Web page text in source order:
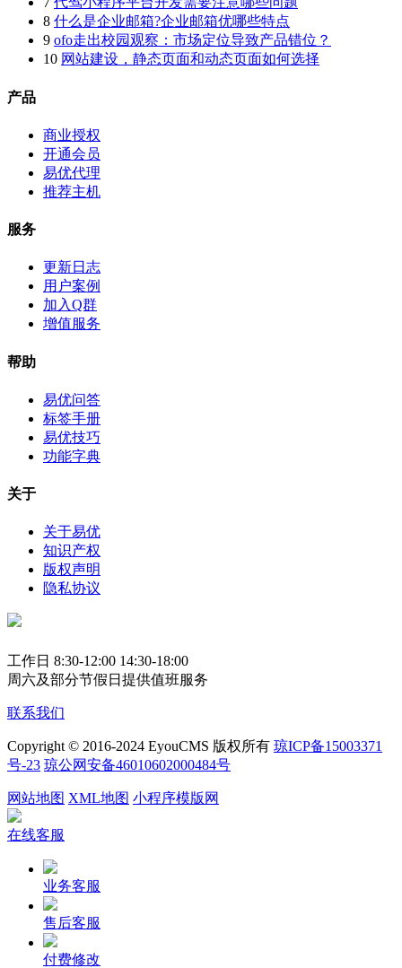
8 什么是企业邮箱?企业邮箱优哪些特点
9 ofo走出校园观察：市场定位导致产品错位？
10 网站建设，静态页面和动态页面如何选择
产品
商业授权
开通会员
易优代理
推荐主机
服务
更新日志
用户案例
加入Q群
增值服务
帮助
易优问答
标签手册
易优技巧
功能字典
关于
关于易优
知识产权
版权声明
隐私协议
工作日 8:30-12:00 14:30-18:00
周六及部分节假日提供值班服务
联系我们
Copyright © 2016-2024 EyouCMS 版权所有 琼ICP备15003371
号-23 琼公网安备46010602000484号
网站地图 XML地图 小程序模版网
在线客服
业务客服
售后客服
付费修改